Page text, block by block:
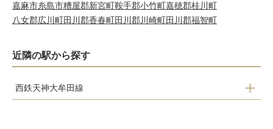
嘉麻市糸島市糟屋郡新宮町鞍手郡小竹町嘉穂郡桂川町
八女郡広川町田川郡香春町田川郡川崎町田川郡福智町
近隣の駅から探す
西鉄天神大牟田線